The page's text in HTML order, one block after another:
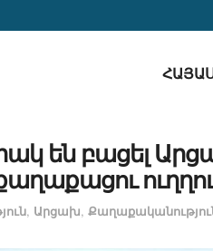
են բացել
, Արցախ,